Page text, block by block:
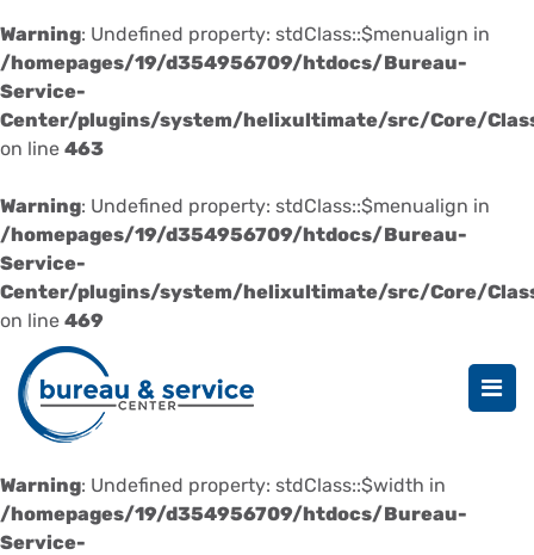
Warning: Undefined property: stdClass::$menualign in
/homepages/19/d354956709/htdocs/Bureau-
Service-
Center/plugins/system/helixultimate/src/Core/
on line 463
Warning: Undefined property: stdClass::$menualign in
/homepages/19/d354956709/htdocs/Bureau-
Service-
Center/plugins/system/helixultimate/src/Core/
on line 469
Warning: Undefined property: stdClass::$width in
/homepages/19/d354956709/htdocs/Bureau-
Service-